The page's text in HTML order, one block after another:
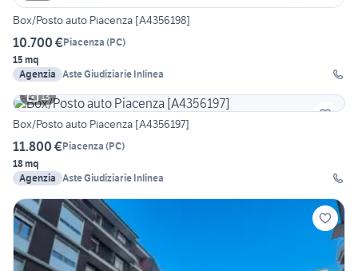
Box/Posto auto Piacenza [A4356198]
10.700 €Piacenza (PC)
15 mq
Agenzia Aste Giudiziarie Inlinea
13
Box/Posto auto Piacenza [A4356197]
11.800 €Piacenza (PC)
18 mq
Agenzia Aste Giudiziarie Inlinea